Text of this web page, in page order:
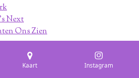
Next
Ons Zien
Kaart Instagram